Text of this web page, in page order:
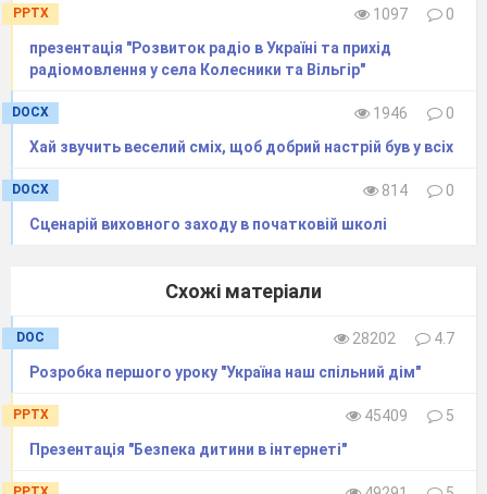
PPTX 1097
0
презентація "Розвиток радіо в Україні та прихід
радіомовлення у села Колесники та Вільгір"
DOCX 1946
0
Хай звучить веселий сміх, щоб добрий настрій був у всіх
DOCX 814
0
Сценарій виховного заходу в початковій школі
Схожі матеріали
DOC 28202
4.7
Розробка першого уроку "Україна наш спільний дім"
PPTX 45409
5
Презентація "Безпека дитини в інтернеті"